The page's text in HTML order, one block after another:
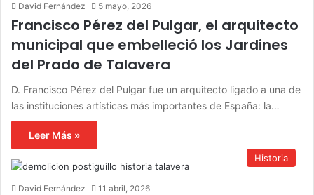
David Fernández 5 mayo, 2026
Francisco Pérez del Pulgar, el arquitecto
municipal que embelleció los Jardines
del Prado de Talavera
D. Francisco Pérez del Pulgar fue un arquitecto ligado a una de
las instituciones artísticas más importantes de España: la…
Leer Más »
Historia
David Fernández 11 abril, 2026